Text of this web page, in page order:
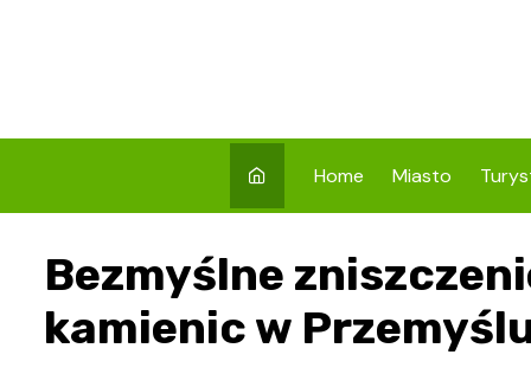
Home Miasto
Bezmyślne
kamienic w